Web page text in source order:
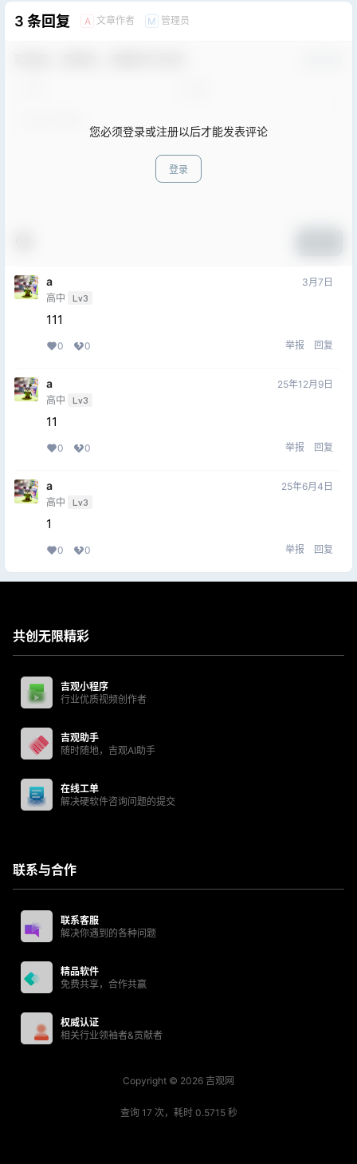
3 条回复 A 文章作者 M 管理员
您必须登录或注册以后才能发表评论
登录
a
高中 Lv3
3月7日
111
0 0 举报 回复
a
高中 Lv3
25年12月9日
11
0 0 举报 回复
a
高中 Lv3
25年6月4日
1
0 0 举报 回复
共创无限精彩
吉观小程序
行业优质视频创作者
吉观助手
随时随地，吉观AI助手
在线工单
解决硬软件咨询问题的提交
联系与合作
联系客服
解决你遇到的各种问题
精品软件
免费共享，合作共赢
权威认证
相关行业领袖者&贡献者
Copyright © 2026 吉观网
查询 17 次，耗时 0.5715 秒